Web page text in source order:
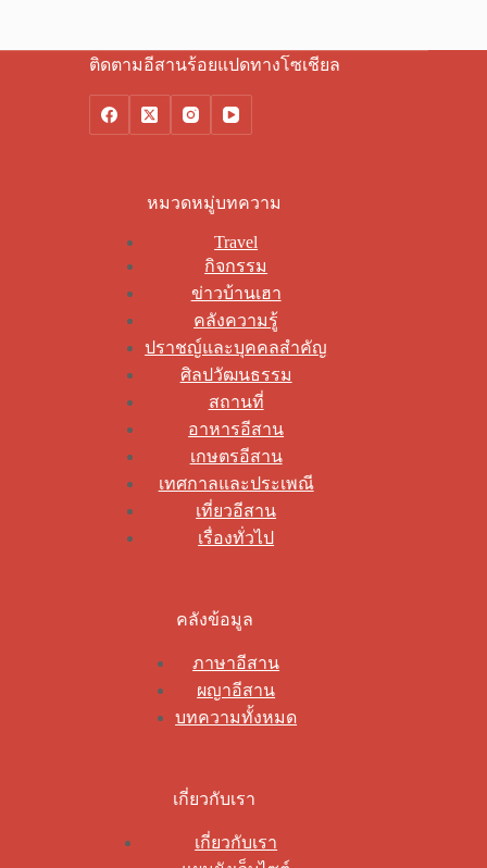
ติดตามอีสานร้อยแปดทางโซเชียล
หมวดหมู่บทความ
Travel
กิจกรรม
ข่าวบ้านเฮา
คลังความรู้
ปราชญ์และบุคคลสำคัญ
ศิลปวัฒนธรรม
สถานที่
อาหารอีสาน
เกษตรอีสาน
เทศกาลและประเพณี
เที่ยวอีสาน
เรื่องทั่วไป
คลังข้อมูล
ภาษาอีสาน
ผญาอีสาน
บทความทั้งหมด
เกี่ยวกับเรา
เกี่ยวกับเรา